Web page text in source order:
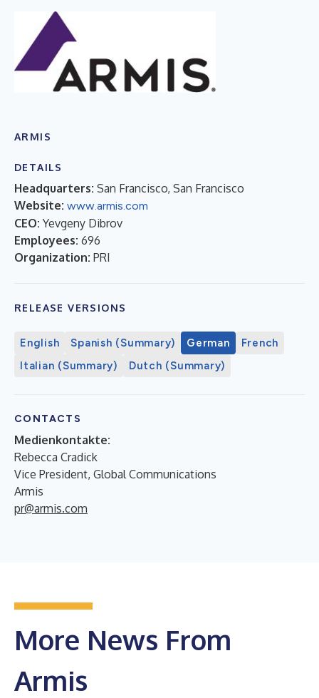
ARMIS
DETAILS
Headquarters: San Francisco, San Francisco
Website: www.armis.com
CEO: Yevgeny Dibrov
Employees: 696
Organization: PRI
RELEASE VERSIONS
English Spanish (Summary) German
French
Italian (Summary)
Dutch (Summary)
CONTACTS
Medienkontakte:
Rebecca Cradick
Vice President, Global Communications
Armis
pr@armis.com
More News From
Armis